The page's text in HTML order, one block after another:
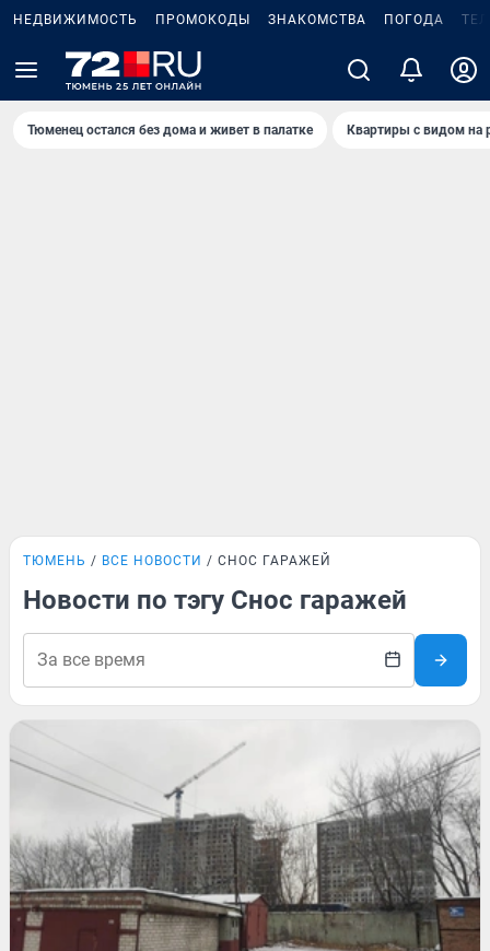
НЕДВИЖИМОСТЬ ПРОМОКОДЫ ЗНАКОМСТВА ПОГОДА
Тюменец остался без дома и живет в палатке Квартиры с видом на
ТЮМЕНЬ ВСЕ НОВОСТИ СНОС ГАРАЖЕЙ
Новости по тэгу Снос гаражей